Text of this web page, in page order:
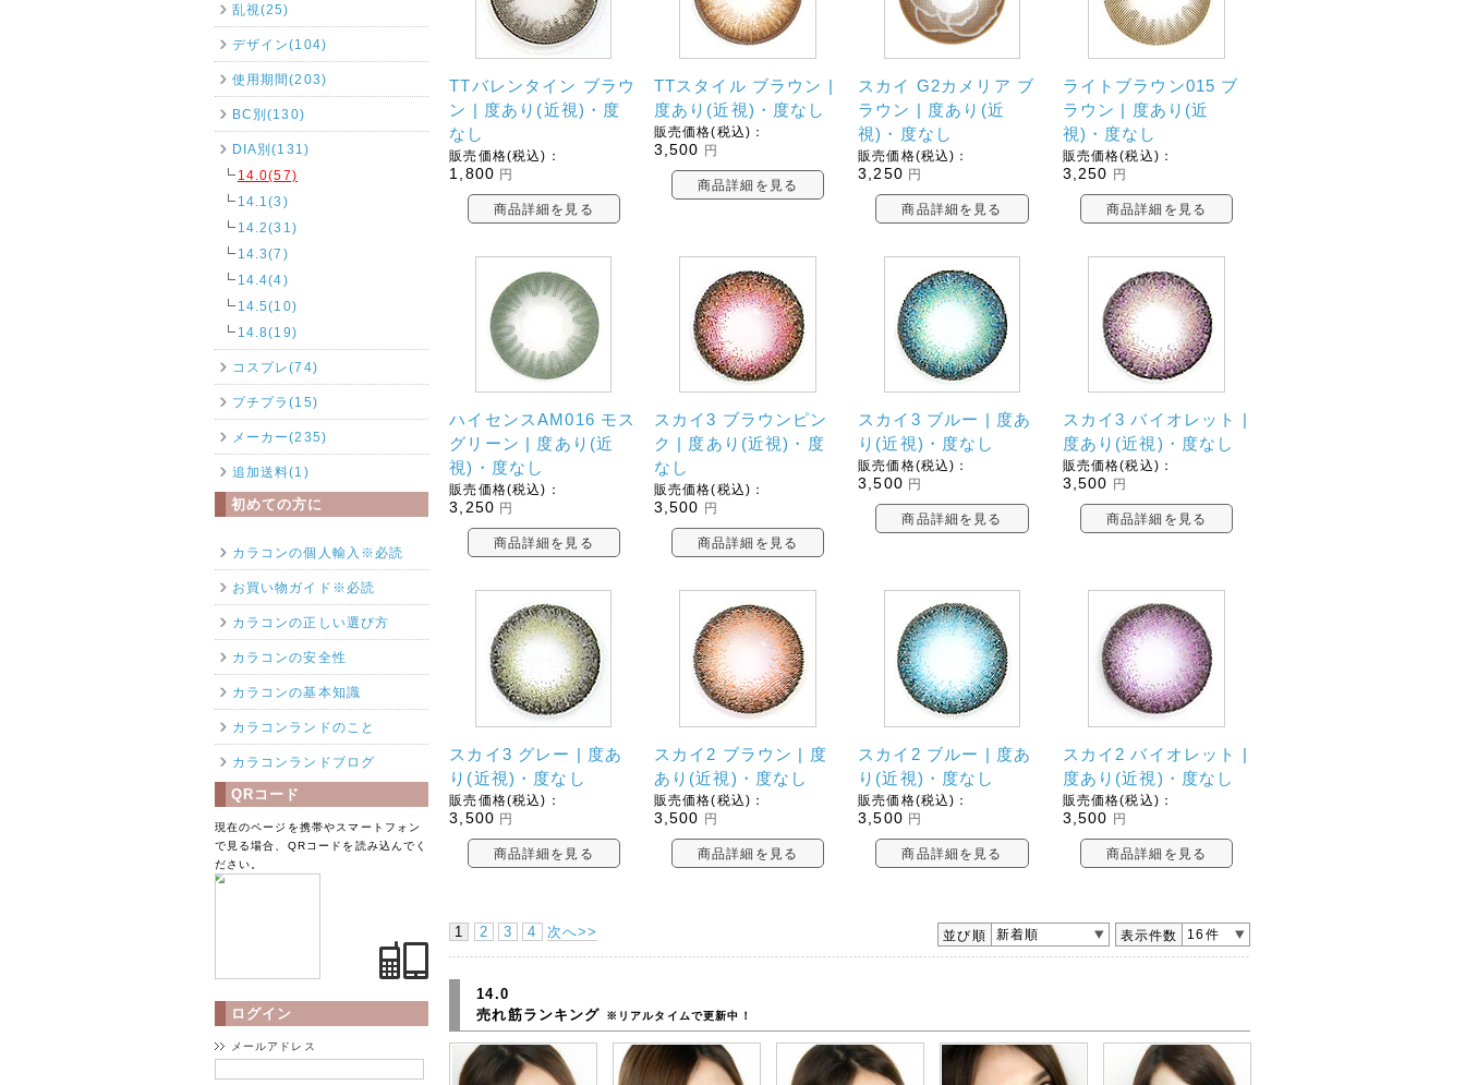
TTバレンタイン ブラウ
ン | 度あり(近視)・度
なし
販売価格(税込)：
1,800 円
商品詳細を見る
TTスタイル ブラウン |
度あり(近視)・度なし
販売価格(税込)：
3,500 円
商品詳細を見る
スカイ G2カメリア ブ
ラウン | 度あり(近
視)・度なし
販売価格(税込)：
3,250 円
商品詳細を見る
ライトブラウン015 ブ
ラウン | 度あり(近
視)・度なし
販売価格(税込)：
3,250 円
商品詳細を見る
ハイセンスAM016 モス
グリーン | 度あり(近
視)・度なし
販売価格(税込)：
3,250 円
商品詳細を見る
スカイ3 ブラウンピン
ク | 度あり(近視)・度
なし
販売価格(税込)：
3,500 円
商品詳細を見る
スカイ3 ブルー | 度あ
り(近視)・度なし
販売価格(税込)：
3,500 円
商品詳細を見る
スカイ3 バイオレット |
度あり(近視)・度なし
販売価格(税込)：
3,500 円
商品詳細を見る
スカイ3 グレー | 度あ
り(近視)・度なし
販売価格(税込)：
3,500 円
商品詳細を見る
スカイ2 ブラウン | 度
あり(近視)・度なし
販売価格(税込)：
3,500 円
商品詳細を見る
スカイ2 ブルー | 度あ
り(近視)・度なし
販売価格(税込)：
3,500 円
商品詳細を見る
スカイ2 バイオレット |
度あり(近視)・度なし
販売価格(税込)：
3,500 円
商品詳細を見る
並び順 新着順 表示件数 16件
1 2 3 4 次へ>>
14.0
売れ筋ランキング
※リアルタイムで更新中！
乱視(25)
デザイン(104)
使用期間(203)
BC別(130)
DIA別(131)
14.0(57)
14.1(3)
14.2(31)
14.3(7)
14.4(4)
14.5(10)
14.8(19)
コスプレ(74)
プチプラ(15)
メーカー(235)
追加送料(1)
初めての方に
カラコンの個人輸入※必読
お買い物ガイド※必読
カラコンの正しい選び方
カラコンの安全性
カラコンの基本知識
カラコンランドのこと
カラコンランドブログ
QRコード
現在のページを携帯やスマートフォン
で見る場合、QRコードを読み込んでく
ださい。
ログイン
メールアドレス